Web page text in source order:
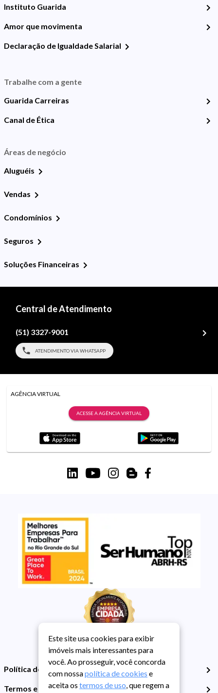
Instituto Guarida
Amor que movimenta
Declaração de Igualdade Salarial
Trabalhe com a gente
Guarida Carreiras
Canal de Ética
Áreas de negócio
Aluguéis
Vendas
Condomínios
Seguros
Soluções Financeiras
Central de Atendimento
(51) 3327-9001
ATENDIMENTO VIA WHATSAPP
AGÊNCIA VIRTUAL
ACESSE A AGÊNCIA VIRTUAL
Política de Privacidade
Termos e Condições de Uso
Este site usa cookies para exibir
imóveis mais interessantes para
você. Ao prosseguir, você concorda
com nossapolítica de cookies e
aceita os termos de uso, que regem a